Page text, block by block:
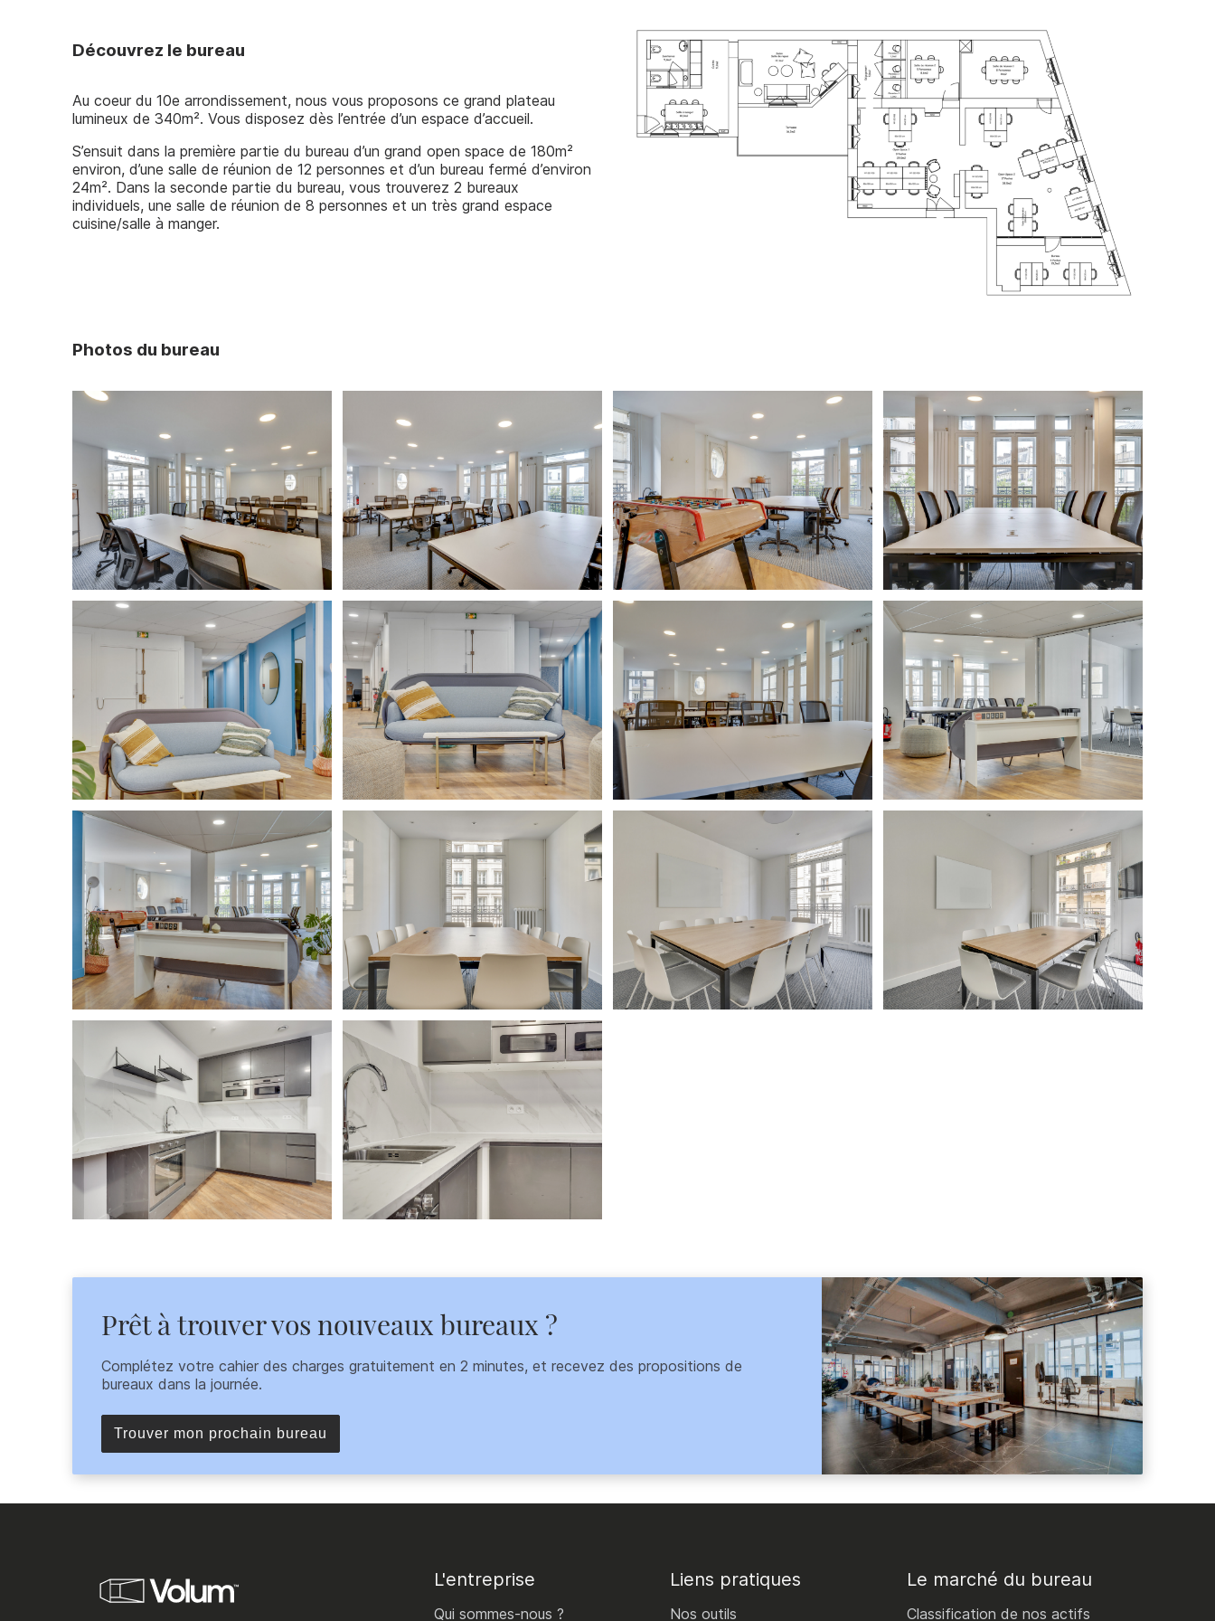
Découvrez le bureau
Au coeur du 10e arrondissement, nous vous proposons ce grand plateau
lumineux de 340m². Vous disposez dès l’entrée d’un espace d’accueil.
S’ensuit dans la première partie du bureau d’un grand open space de 180m²
environ, d’une salle de réunion de 12 personnes et d’un bureau fermé d’environ
24m². Dans la seconde partie du bureau, vous trouverez 2 bureaux
individuels, une salle de réunion de 8 personnes et un très grand espace
cuisine/salle à manger.
Photos du bureau
Prêt à trouver vos nouveaux bureaux ?
Complétez votre cahier des charges gratuitement en 2 minutes, et recevez des propositions de
bureaux dans la journée.
Trouver mon prochain bureau
L'entreprise
Qui sommes-nous ?
Liens pratiques
Nos outils
Le marché du bureau
Classification de nos actifs